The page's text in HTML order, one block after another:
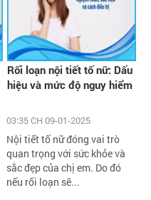
Rối loạn nội tiết tố nữ: Dấu
hiệu và mức độ nguy hiểm
03:35 CH 09-01-2025
Nội tiết tố nữ đóng vai trò
quan trọng với sức khỏe và
sắc đẹp của chị em. Do đó
nếu rối loạn sẽ...